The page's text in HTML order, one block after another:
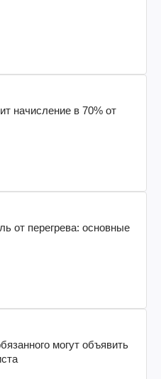
начисление в 70% от
от перегрева: основные
могут объявить